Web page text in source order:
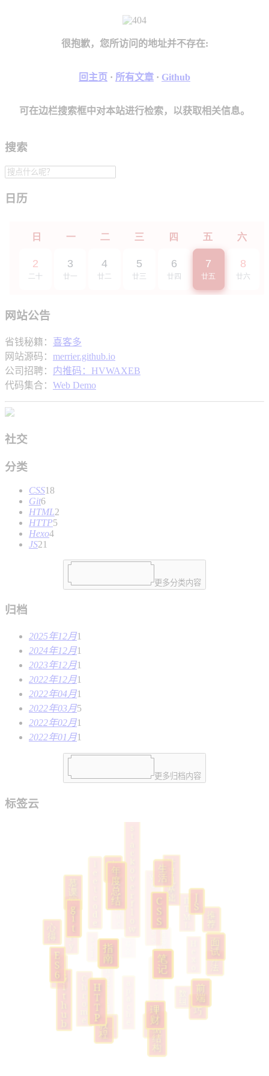
很抱歉，您所访问的地址并不存在:
回主页 · 所有文章 · Github
可在边栏搜索框中对本站进行检索，以获取相关信息。
搜索
日历
网站公告
省钱秘籍： 喜客多
网站源码： merrier.github.io
公司招聘： 内推码：HVWAXEB
代码集合： Web Demo
社交
分类
CSS18
Git6
HTML2
HTTP5
Hexo4
JS21
更多分类内容
归档
2025年12月1
2024年12月1
2023年12月1
2022年12月1
2022年04月1
2022年03月5
2022年02月1
2022年01月1
更多归档内容
标签云